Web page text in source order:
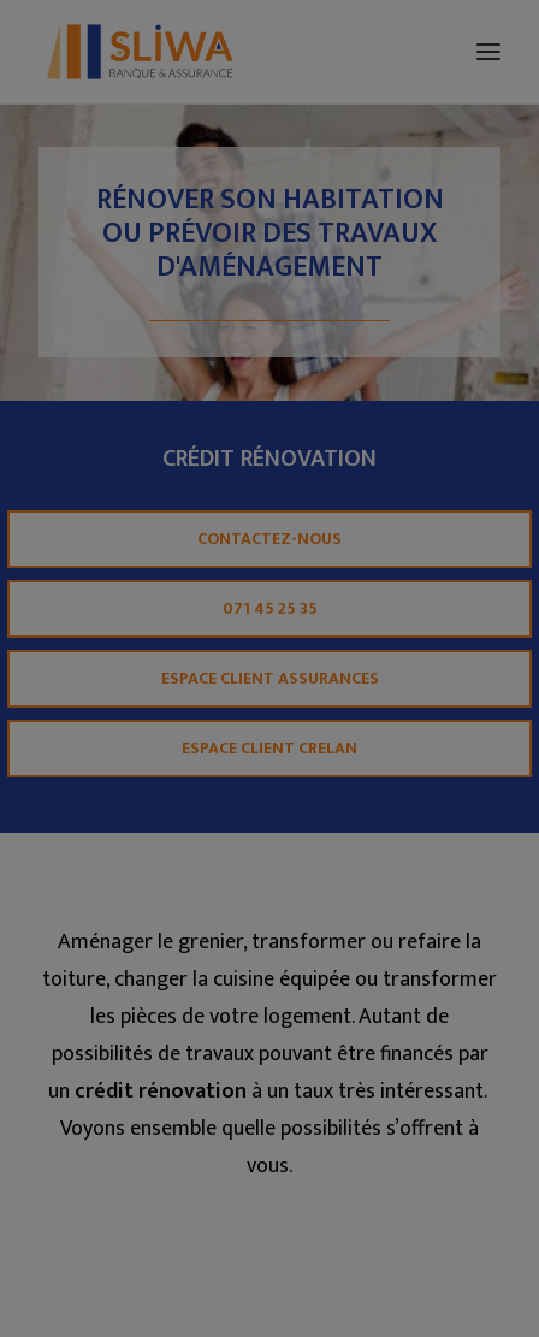
VOTRE ENTREPRISE
RÉNOVER SON HABITATION
OU PRÉVOIR DES TRAVAUX
D'AMÉNAGEMENT
CRÉDIT RÉNOVATION
CONTACTEZ-NOUS
071 45 25 35
ESPACE CLIENT ASSURANCES
ESPACE CLIENT CRELAN
Aménager le grenier, transformer ou refaire la
toiture, changer la cuisine équipée ou transformer
les pièces de votre logement. Autant de
possibilités de travaux pouvant être financés par
un crédit rénovation à un taux très intéressant.
Voyons ensemble quelle possibilités s’offrent à
vous.